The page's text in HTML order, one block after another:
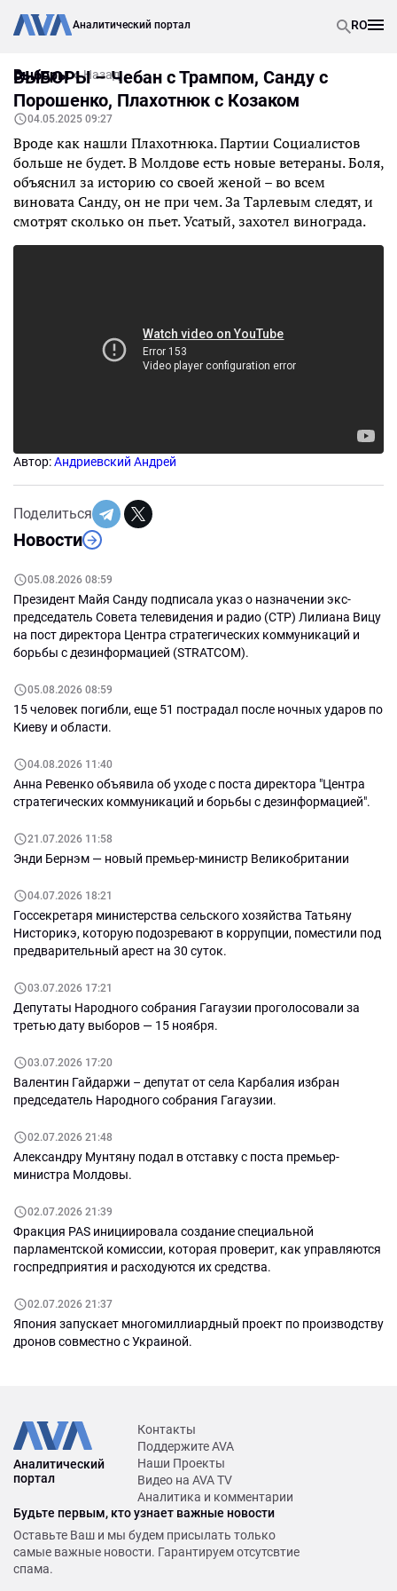
Аналитический портал RO
Выборы Назад
Новости
05.08.2026 08:59
Президент Майя Санду подписала указ о назначении экс-
председатель Совета телевидения и радио (СТР) Лилиана Вицу
на пост директора Центра стратегических коммуникаций и
борьбы с дезинформацией (STRATCOM).
05.08.2026 08:59
15 человек погибли, еще 51 пострадал после ночных ударов по
Киеву и области.
04.08.2026 11:40
Анна Ревенко объявила об уходе с поста директора "Центра
стратегических коммуникаций и борьбы с дезинформацией".
21.07.2026 11:58
Энди Бернэм — новый премьер-министр Великобритании
04.07.2026 18:21
Госсекретаря министерства сельского хозяйства Татьяну
Нисторикэ, которую подозревают в коррупции, поместили под
предварительный арест на 30 суток.
03.07.2026 17:21
Депутаты Народного собрания Гагаузии проголосовали за
третью дату выборов — 15 ноября.
03.07.2026 17:20
Валентин Гайдаржи – депутат от села Карбалия избран
председатель Народного собрания Гагаузии.
02.07.2026 21:48
Александру Мунтяну подал в отставку с поста премьер-
министра Молдовы.
02.07.2026 21:39
Фракция PAS инициировала создание специальной
парламентской комиссии, которая проверит, как управляются
госпредприятия и расходуются их средства.
02.07.2026 21:37
Япония запускает многомиллиардный проект по производству
дронов совместно с Украиной.
ВЫБОРЫ – Чебан с Трампом, Санду с
Порошенко, Плахотнюк с Козаком
04.05.2025 09:27
Вроде как нашли Плахотнюка. Партии Социалистов
больше не будет. В Молдове есть новые ветераны. Боля,
объяснил за историю со своей женой – во всем
виновата Санду, он не при чем. За Тарлевым следят, и
смотрят сколько он пьет. Усатый, захотел винограда.
Автор:Андриевский Андрей
Поделиться
Аналитический
портал
Контакты
Поддержите AVA
Наши Проекты
Видео на AVA TV
Аналитика и комментарии
Будьте первым, кто узнает важные новости
Оставьте Ваш и мы будем присылать только
самые важные новости. Гарантируем отсутсвтие
спама.